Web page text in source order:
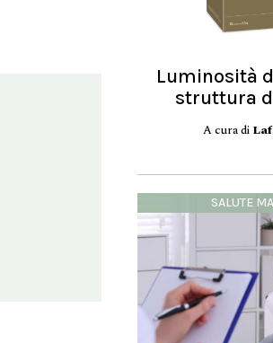
Luminosità
struttura
A cura di
SALUTE